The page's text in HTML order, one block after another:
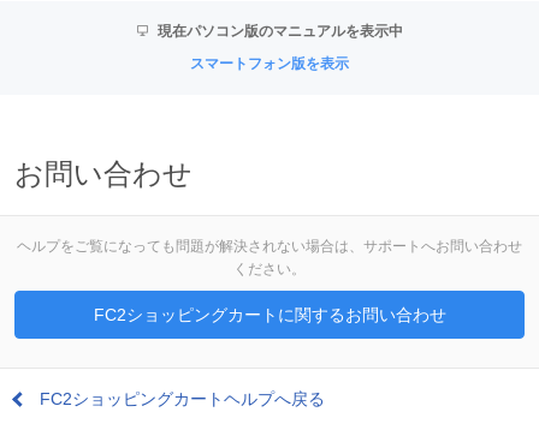
現在パソコン版のマニュアルを表示中
スマートフォン版を表示
お問い合わせ
ヘルプをご覧になっても問題が解決されない場合は、サポートへお問い合わせ
ください。
FC2ショッピングカートに関するお問い合わせ
FC2ショッピングカートヘルプへ戻る